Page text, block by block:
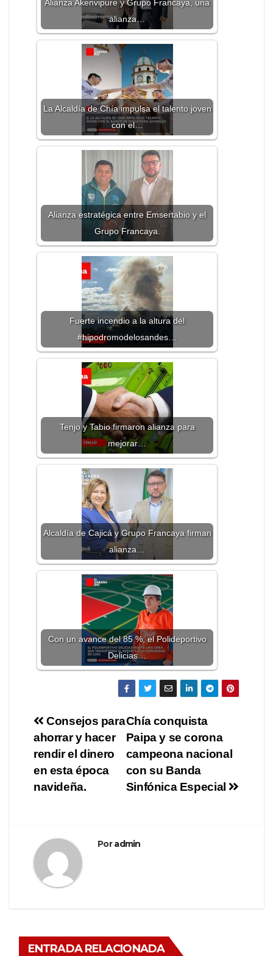
Alianza Akenvipure y Grupo Francaya, una
alianza…
La Alcaldía de Chía impulsa el talento joven
con el…
Alianza estratégica entre Emsertabio y el
Grupo Francaya.
Fuerte incendio a la altura del
#hipodromodelosandes…
Tenjo y Tabio firmaron alianza para
mejorar…
Alcaldía de Cajicá y Grupo Francaya firman
alianza…
Con un avance del 85 %, el Polideportivo
Delicias…
Chía conquista
Paipa y se corona
campeona nacional
con su Banda
Sinfónica Especial
Consejos para
ahorrar y hacer
rendir el dinero
en esta época
navideña.
Poradmin
ENTRADA RELACIONADA